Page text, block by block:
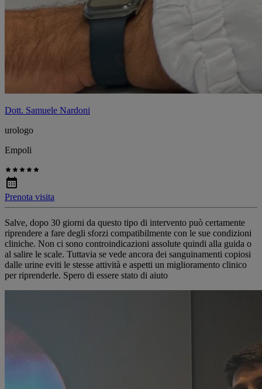
Dott. Samuele Nardoni
urologo
Empoli
Prenota visita
Salve, dopo 30 giorni da questo tipo di intervento può certamente
riprendere a fare degli sforzi compatibilmente con le sue condizioni
cliniche. Non ci sono controindicazioni assolute quindi alla guida o
al salire le scale. Tuttavia se vede ancora dei sanguinamenti copiosi
dalle urine eviti le stesse attività e aspetti un miglioramento clinico
per riprenderle. Spero di essere stato di aiuto